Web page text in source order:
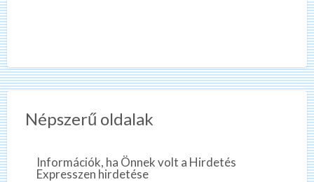
Népszerű oldalak
Információk, ha Önnek volt a Hirdetés
Expresszen hirdetése